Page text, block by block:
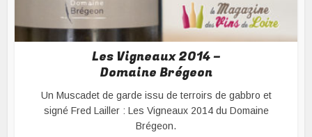
Les Vigneaux 2014 –
Domaine Brégeon
Un Muscadet de garde issu de terroirs de gabbro et
signé Fred Lailler : Les Vigneaux 2014 du Domaine
Brégeon.